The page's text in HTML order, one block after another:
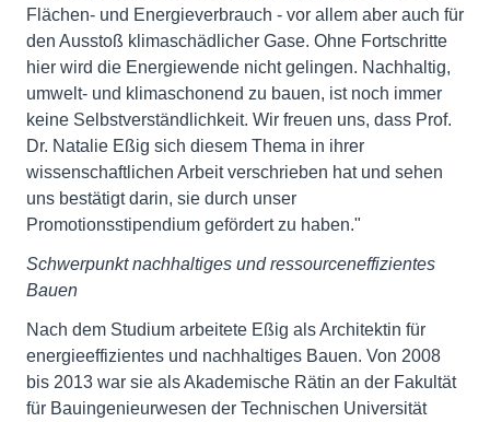
Flächen- und Energieverbrauch - vor allem aber auch für
den Ausstoß klimaschädlicher Gase. Ohne Fortschritte
hier wird die Energiewende nicht gelingen. Nachhaltig,
umwelt- und klimaschonend zu bauen, ist noch immer
keine Selbstverständlichkeit. Wir freuen uns, dass Prof.
Dr. Natalie Eßig sich diesem Thema in ihrer
wissenschaftlichen Arbeit verschrieben hat und sehen
uns bestätigt darin, sie durch unser
Promotionsstipendium gefördert zu haben."
Schwerpunkt nachhaltiges und ressourceneffizientes
Bauen
Nach dem Studium arbeitete Eßig als Architektin für
energieeffizientes und nachhaltiges Bauen. Von 2008
bis 2013 war sie als Akademische Rätin an der Fakultät
für Bauingenieurwesen der Technischen Universität